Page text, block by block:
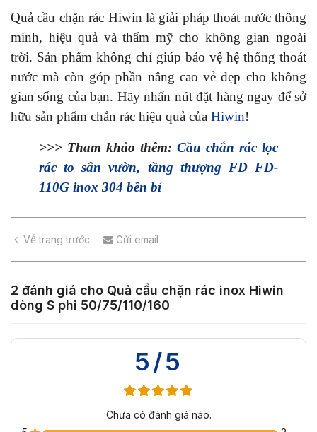
Quả cầu chặn rác Hiwin là giải pháp thoát nước thông
minh, hiệu quả và thẩm mỹ cho không gian ngoài
trời. Sản phẩm không chỉ giúp bảo vệ hệ thống thoát
nước mà còn góp phần nâng cao vẻ đẹp cho không
gian sống của bạn. Hãy nhấn nút đặt hàng ngay để sở
hữu sản phẩm chắn rác hiệu quả của Hiwin!
>>> Tham khảo thêm: Cầu chắn rác lọc
rác to sân vườn, tầng thượng FD FD-
110G inox 304 bền bỉ
Về trang trước Gửi email
2 đánh giá cho Quả cầu chặn rác inox Hiwin
dòng S phi 50/75/110/160
5/5
Chưa có đánh giá nào.